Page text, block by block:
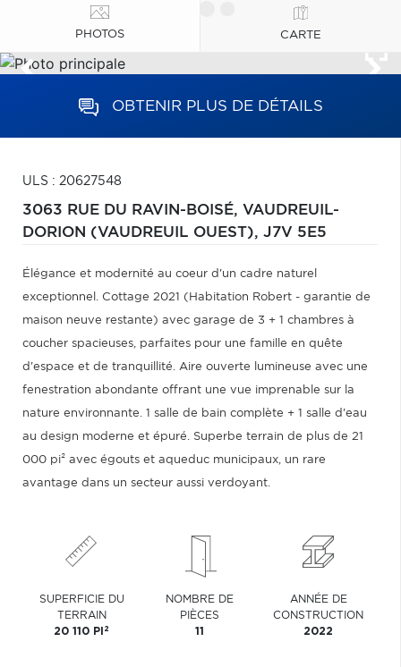
PHOTOS CARTE
OBTENIR PLUS DE DÉTAILS
ULS : 20627548
3063 RUE DU RAVIN-BOISÉ, VAUDREUIL-
DORION (VAUDREUIL OUEST), J7V 5E5
Élégance et modernité au coeur d'un cadre naturel
exceptionnel. Cottage 2021 (Habitation Robert - garantie de
maison neuve restante) avec garage de 3 + 1 chambres à
coucher spacieuses, parfaites pour une famille en quête
d'espace et de tranquillité. Aire ouverte lumineuse avec une
fenestration abondante offrant une vue imprenable sur la
nature environnante. 1 salle de bain complète + 1 salle d'eau
au design moderne et épuré. Superbe terrain de plus de 21
000 pi² avec égouts et aqueduc municipaux, un rare
avantage dans un secteur aussi verdoyant.
SUPERFICIE DU
TERRAIN
20 110 PI 2
NOMBRE DE
PIÈCES
11
ANNÉE DE
CONSTRUCTION
2022